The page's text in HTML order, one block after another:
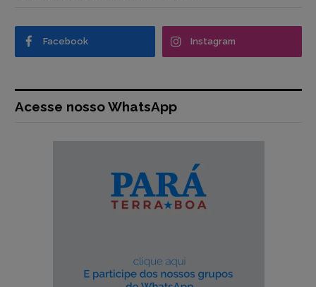
Facebook Instagram
Acesse nosso WhatsApp